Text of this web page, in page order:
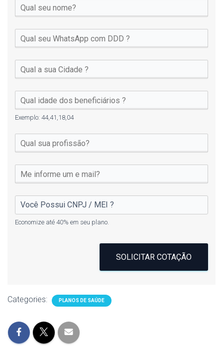
Exemplo: 44,41,18,04
Economize até 40% em seu plano.
SOLICITAR COTAÇÃO
Categories: PLANOS DE SAÚDE